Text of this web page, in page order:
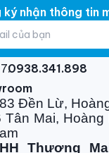
Panasonic
và dễ chịu gió
thổi từ các
đến từ tất cả bốn
theo vòng
diệt
nhận thông tin
0938.341.898
Đền Lừ,
Mai, Hoàng
Thương